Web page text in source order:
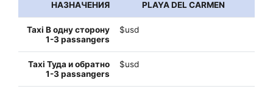
PLAYA DEL CARMEN
$usd
$usd